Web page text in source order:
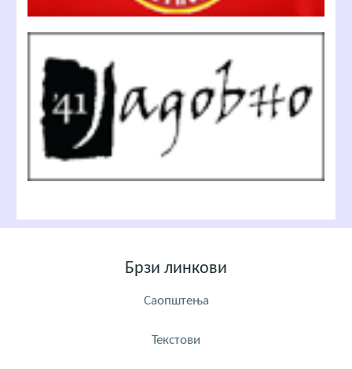
Брзи линкови
Саопштења
Текстови